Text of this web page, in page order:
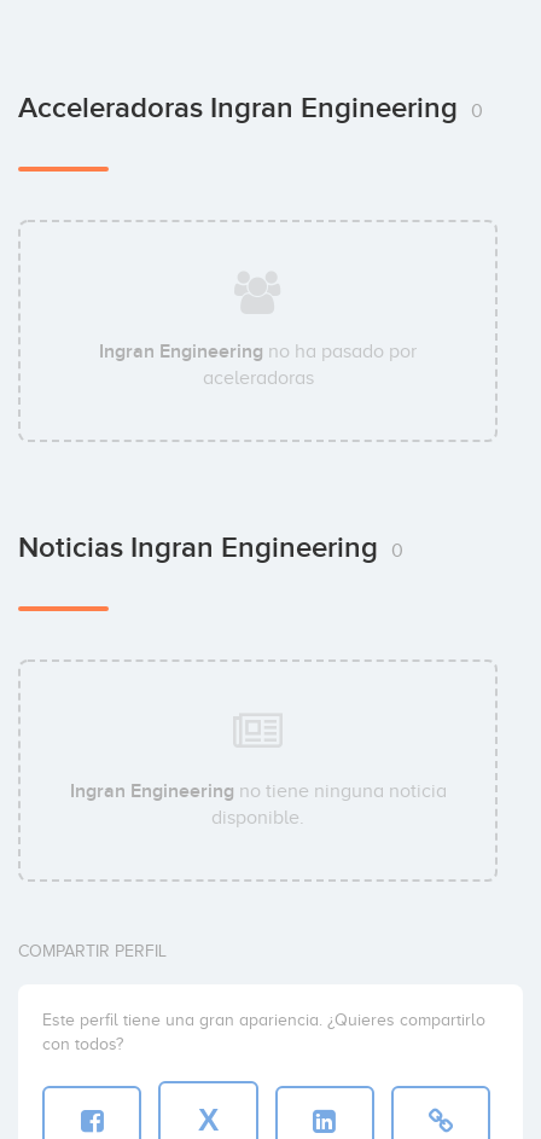
Acceleradoras Ingran Engineering 0
Ingran Engineering no ha pasado por
aceleradoras
Noticias Ingran Engineering 0
Ingran Engineering no tiene ninguna noticia
disponible.
COMPARTIR PERFIL
Este perfil tiene una gran apariencia. ¿Quieres compartirlo
con todos?
X